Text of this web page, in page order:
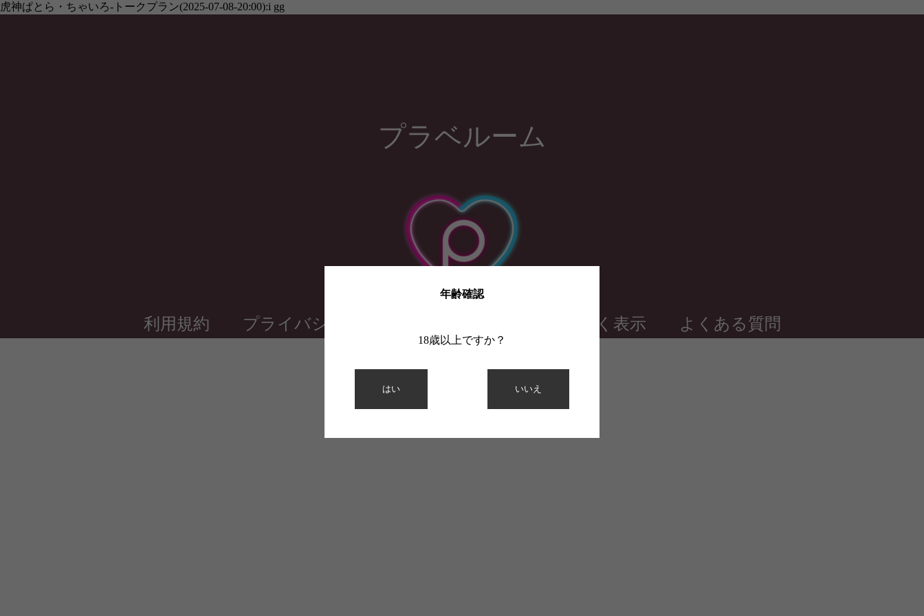
年齢確認
18歳以上ですか？
はい いいえ
虎神ぱとら・ちゃいろ-トークプラン(2025-07-08-20:00):i gg
プラベルーム
利用規約 プライバシーポリシー 特定商取引法に基づく表示 よくある質問